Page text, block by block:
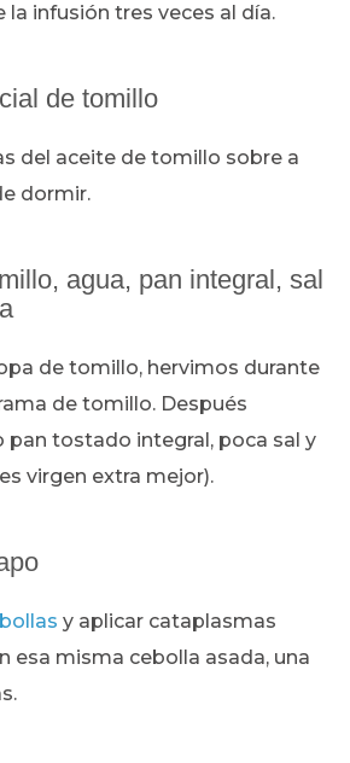
infusión tres veces al día.
de tomillo
del aceite de tomillo sobre a
dormir.
agua, pan integral, sal
de tomillo, hervimos durante
de tomillo. Después
pan tostado integral, poca sal y
virgen extra mejor).
y aplicar cataplasmas
esa misma cebolla asada, una